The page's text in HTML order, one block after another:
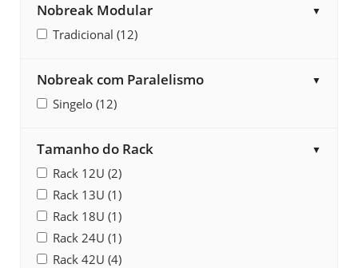
Nobreak Modular ▼
Tradicional (12)
Nobreak com Paralelismo ▼
Singelo (12)
Tamanho do Rack ▼
Rack 12U (2)
Rack 13U (1)
Rack 18U (1)
Rack 24U (1)
Rack 42U (4)